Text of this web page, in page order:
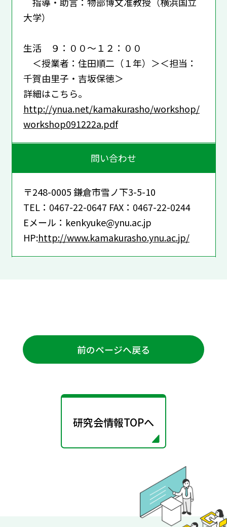
大学）
生活 ９：００～１２：００
＜授業者：住田順二（１年）＞＜担当：
千賀由里子・吉坂保徳＞
詳細はこちら。
http://ynua.net/kamakurasho/workshop/
workshop091222a.pdf
問い合わせ
〒248-0005 鎌倉市雪ノ下3-5-10
TEL：0467-22-0647 FAX：0467-22-0244
Eメール：kenkyuke@ynu.ac.jp
HP:http://www.kamakurasho.ynu.ac.jp/
前のページへ戻る
研究会情報TOPへ